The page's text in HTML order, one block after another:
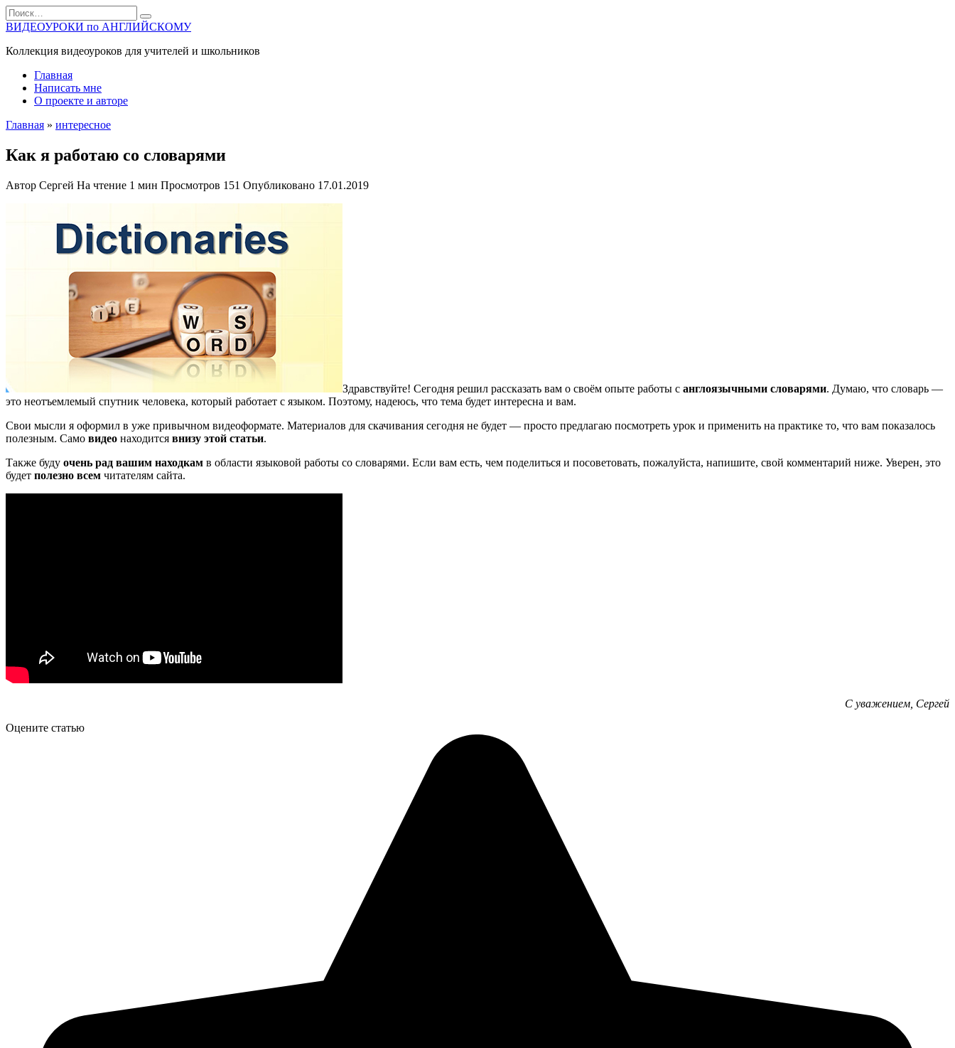
Перейти
к
содержанию
Search
for:
ВИДЕОУРОКИ по АНГЛИЙСКОМУ
Коллекция видеоуроков для учителей и школьников
Главная
Написать мне
О проекте и авторе
Главная » интересное
Как я работаю со словарями
Автор Сергей На чтение 1 мин Просмотров 151 Опубликовано 17.01.2019
Здравствуйте! Сегодня решил рассказать вам о своём опыте работы с англоязычными словарями. Думаю, что словарь —
это неотъемлемый спутник человека, который работает с языком. Поэтому, надеюсь, что тема будет интересна и вам.
Свои мысли я оформил в уже привычном видеоформате. Материалов для скачивания сегодня не будет — просто предлагаю посмотреть урок и применить на практике то, что вам показалось
полезным. Само видео находится внизу этой статьи.
Также буду очень рад вашим находкам в области языковой работы со словарями. Если вам есть, чем поделиться и посоветовать, пожалуйста, напишите, свой комментарий ниже. Уверен, это
будет полезно всем читателям сайта.
С уважением, Сергей
Оцените статью